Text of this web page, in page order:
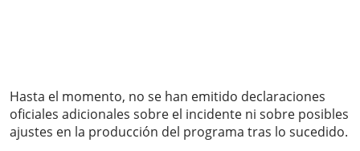
Hasta el momento, no se han emitido declaraciones
oficiales adicionales sobre el incidente ni sobre posibles
ajustes en la producción del programa tras lo sucedido.